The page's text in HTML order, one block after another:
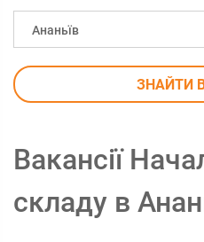
Ананьїв
ЗНАЙТИ
Вакансії
складу в